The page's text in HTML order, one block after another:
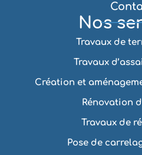
Nos
Travaux de
Travaux
Création et
Rénovation
Travaux de
Pose de